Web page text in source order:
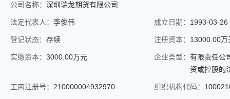
公司名称： 深圳瑞龙期货有限公司
法定代表人： 李俊伟 成立日期： 1993-03-26
登记状态： 存续 注册资本： 13000.00万
实缴资本： 3000.00万元 企业类型： 有限责任公
资或控股的
工商注册号： 210000004932970 组织机构代码：